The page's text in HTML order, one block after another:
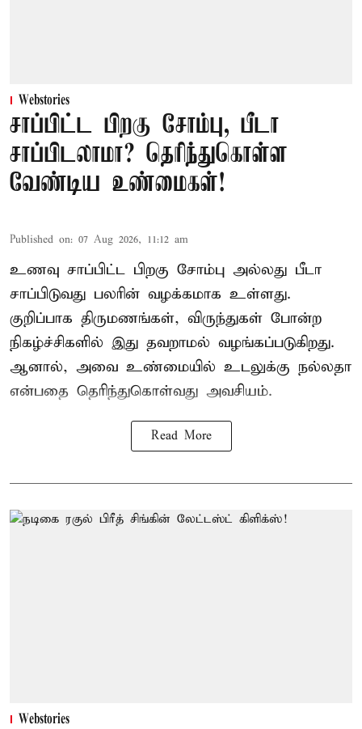
Webstories
சாப்பிட்ட பிறகு சோம்பு, பீடா
சாப்பிடலாமா? தெரிந்துகொள்ள
வேண்டிய உண்மைகள்!
Published on: 07 Aug 2026, 11:12 am
உணவு சாப்பிட்ட பிறகு சோம்பு அல்லது பீடா
சாப்பிடுவது பலரின் வழக்கமாக உள்ளது.
குறிப்பாக திருமணங்கள், விருந்துகள் போன்ற
நிகழ்ச்சிகளில் இது தவறாமல் வழங்கப்படுகிறது.
ஆனால், அவை உண்மையில் உடலுக்கு நல்லதா
என்பதை தெரிந்துகொள்வது அவசியம்.
Read More
Webstories